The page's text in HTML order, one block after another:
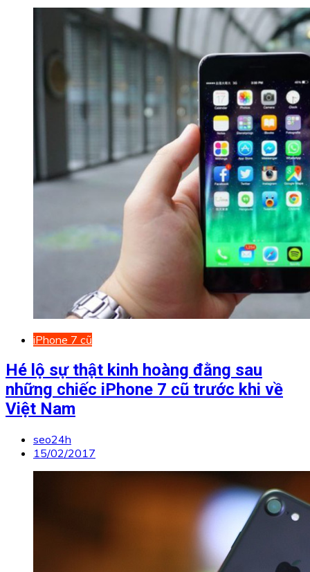
iPhone 7 cũ
Hé lộ sự thật kinh hoàng đằng sau
những chiếc iPhone 7 cũ trước khi về
Việt Nam
seo24h
15/02/2017